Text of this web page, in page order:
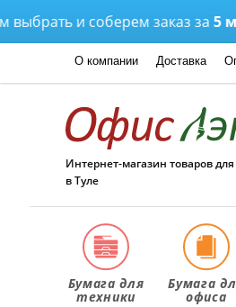
и соберем заказ за5 минут
О компании Доставка
Интернет-магазин товаров
в Туле
Бумага для
техники
Бумага
офиса